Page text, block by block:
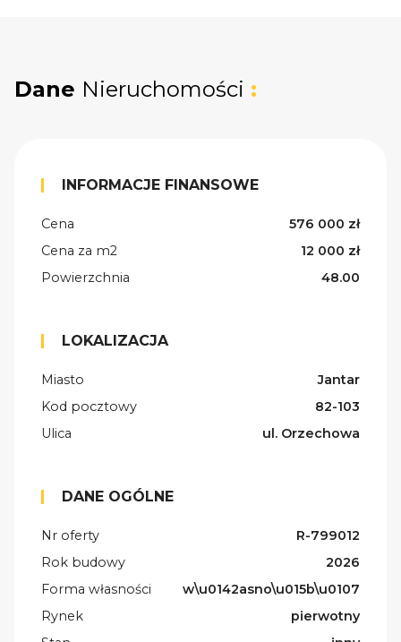
Dane Nieruchomości :
INFORMACJE FINANSOWE
Cena
576 000 zł
Cena za m2
12 000 zł
Powierzchnia
48.00
LOKALIZACJA
Miasto
Jantar
Kod pocztowy
82-103
Ulica
ul. Orzechowa
DANE OGÓLNE
Nr oferty
R-799012
Rok budowy
2026
Forma własności
w\u0142asno\u015b\u0107
Rynek
pierwotny